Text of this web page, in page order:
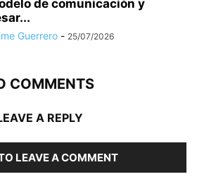
de comunicación y
Guerrero - 25/07/2026
COMMENTS
A REPLY
LEAVE A COMMENT